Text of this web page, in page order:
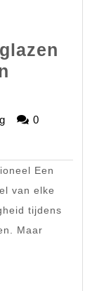
eueccelevators-
0
Een
van elke
tijdens
Maar